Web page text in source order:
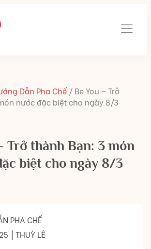
Dẫn Pha Chế/ Be You – Trở
nước đặc biệt cho ngày 8/3
Trở thành Bạn: 3 món
biệt cho ngày 8/3
PHA CHẾ
| THUỲ LÊ